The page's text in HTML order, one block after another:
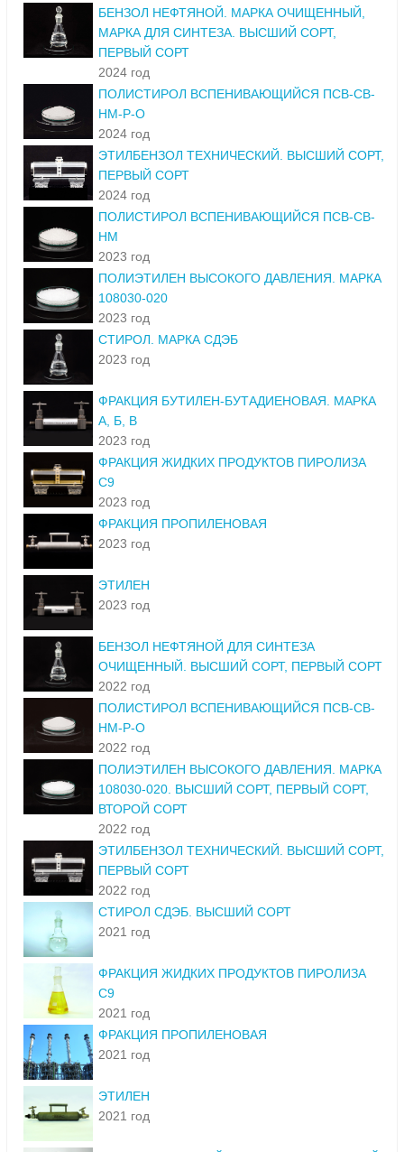
БЕНЗОЛ НЕФТЯНОЙ. МАРКА ОЧИЩЕННЫЙ,
МАРКА ДЛЯ СИНТЕЗА. ВЫСШИЙ СОРТ,
ПЕРВЫЙ СОРТ
2024 год
ПОЛИСТИРОЛ ВСПЕНИВАЮЩИЙСЯ ПСВ-СВ-
НМ-Р-О
2024 год
ЭТИЛБЕНЗОЛ ТЕХНИЧЕСКИЙ. ВЫСШИЙ СОРТ,
ПЕРВЫЙ СОРТ
2024 год
ПОЛИСТИРОЛ ВСПЕНИВАЮЩИЙСЯ ПСВ-СВ-
НМ
2023 год
ПОЛИЭТИЛЕН ВЫСОКОГО ДАВЛЕНИЯ. МАРКА
108030-020
2023 год
СТИРОЛ. МАРКА СДЭБ
2023 год
ФРАКЦИЯ БУТИЛЕН-БУТАДИЕНОВАЯ. МАРКА
А, Б, В
2023 год
ФРАКЦИЯ ЖИДКИХ ПРОДУКТОВ ПИРОЛИЗА
С9
2023 год
ФРАКЦИЯ ПРОПИЛЕНОВАЯ
2023 год
ЭТИЛЕН
2023 год
БЕНЗОЛ НЕФТЯНОЙ ДЛЯ СИНТЕЗА
ОЧИЩЕННЫЙ. ВЫСШИЙ СОРТ, ПЕРВЫЙ СОРТ
2022 год
ПОЛИСТИРОЛ ВСПЕНИВАЮЩИЙСЯ ПСВ-СВ-
НМ-Р-О
2022 год
ПОЛИЭТИЛЕН ВЫСОКОГО ДАВЛЕНИЯ. МАРКА
108030-020. ВЫСШИЙ СОРТ, ПЕРВЫЙ СОРТ,
ВТОРОЙ СОРТ
2022 год
ЭТИЛБЕНЗОЛ ТЕХНИЧЕСКИЙ. ВЫСШИЙ СОРТ,
ПЕРВЫЙ СОРТ
2022 год
СТИРОЛ СДЭБ. ВЫСШИЙ СОРТ
2021 год
ФРАКЦИЯ ЖИДКИХ ПРОДУКТОВ ПИРОЛИЗА
С9
2021 год
ФРАКЦИЯ ПРОПИЛЕНОВАЯ
2021 год
ЭТИЛЕН
2021 год